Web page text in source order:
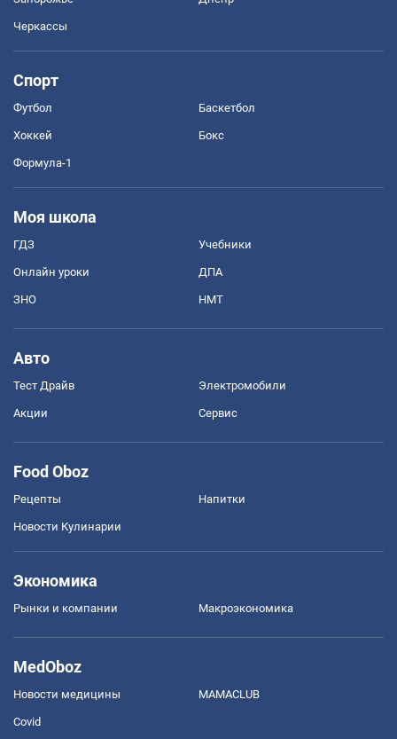
Черкассы
Спорт
Футбол Баскетбол
Хоккей Бокс
Формула-1
Моя школа
ГДЗ Учебники
Онлайн уроки ДПА
ЗНО НМТ
Авто
Тест Драйв Электромобили
Акции Сервис
Food Oboz
Рецепты Напитки
Новости Кулинарии
Экономика
Рынки и компании Mакроэкономика
MedOboz
Новости медицины MAMACLUB
Covid